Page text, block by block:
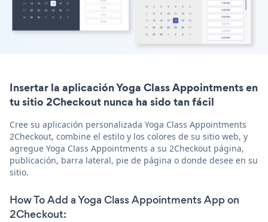
Insertar la aplicación Yoga Class Appointments en
tu sitio 2Checkout nunca ha sido tan fácil
Cree su aplicación personalizada Yoga Class Appointments
2Checkout, combine el estilo y los colores de su sitio web, y
agregue Yoga Class Appointments a su 2Checkout página,
publicación, barra lateral, pie de página o donde desee en su
sitio.
How To Add a Yoga Class Appointments App on
2Checkout: